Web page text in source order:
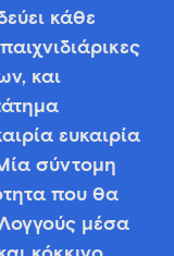
κάθε
και
ευκαιρία
σύντομη
που θα
μέσα